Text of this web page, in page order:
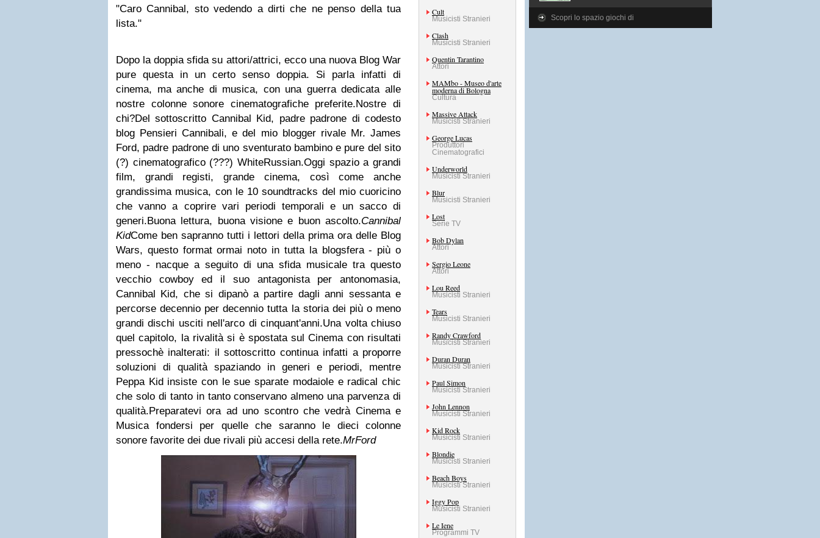
"Caro Cannibal, sto vedendo a dirti che ne penso della tua
lista."
Dopo la doppia sfida su attori/attrici, ecco una nuova Blog War
pure questa in un certo senso doppia. Si parla infatti di
cinema, ma anche di musica, con una guerra dedicata alle
nostre colonne sonore cinematografiche preferite.Nostre di
chi?Del sottoscritto Cannibal Kid, padre padrone di codesto
blog Pensieri Cannibali, e del mio blogger rivale Mr. James
Ford, padre padrone di uno sventurato bambino e pure del sito
(?) cinematografico (???) WhiteRussian.Oggi spazio a grandi
film, grandi registi, grande cinema, così come anche
grandissima musica, con le 10 soundtracks del mio cuoricino
che vanno a coprire vari periodi temporali e un sacco di
generi.Buona lettura, buona visione e buon ascolto.Cannibal
KidCome ben sapranno tutti i lettori della prima ora delle Blog
Wars, questo format ormai noto in tutta la blogsfera - più o
meno - nacque a seguito di una sfida musicale tra questo
vecchio cowboy ed il suo antagonista per antonomasia,
Cannibal Kid, che si dipanò a partire dagli anni sessanta e
percorse decennio per decennio tutta la storia dei più o meno
grandi dischi usciti nell'arco di cinquant'anni.Una volta chiuso
quel capitolo, la rivalità si è spostata sul Cinema con risultati
pressochè inalterati: il sottoscritto continua infatti a proporre
soluzioni di qualità spaziando in generi e periodi, mentre
Peppa Kid insiste con le sue sparate modaiole e radical chic
che solo di tanto in tanto conservano almeno una parvenza di
qualità.Preparatevi ora ad uno scontro che vedrà Cinema e
Musica fondersi per quelle che saranno le dieci colonne
sonore favorite dei due rivali più accesi della rete.MrFord
Cult
Musicisti Stranieri
Clash
Musicisti Stranieri
Quentin Tarantino
Attori
MAMbo - Museo d'arte
moderna di Bologna
Cultura
Massive Attack
Musicisti Stranieri
George Lucas
Produttori
Cinematografici
Underworld
Musicisti Stranieri
Blur
Musicisti Stranieri
Lost
Serie TV
Bob Dylan
Attori
Sergio Leone
Attori
Lou Reed
Musicisti Stranieri
Tears
Musicisti Stranieri
Randy Crawford
Musicisti Stranieri
Duran Duran
Musicisti Stranieri
Paul Simon
Musicisti Stranieri
John Lennon
Musicisti Stranieri
Kid Rock
Musicisti Stranieri
Blondie
Musicisti Stranieri
Beach Boys
Musicisti Stranieri
Iggy Pop
Musicisti Stranieri
Le Iene
Programmi TV
Scopri lo spazio giochi di